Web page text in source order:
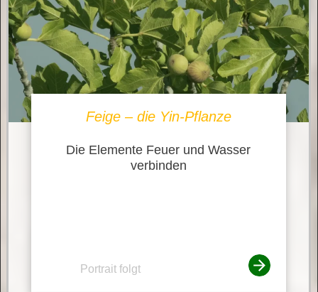
Feige – die Yin-Pflanze
Die Elemente Feuer und Wasser
verbinden
Portrait folgt